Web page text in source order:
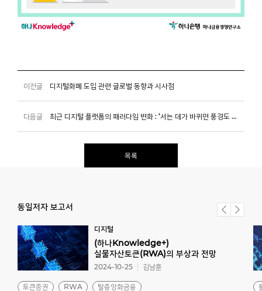
이전글 디지털화폐 도입 관련 글로벌 동향과 시사점
다음글 최근 디지털 플랫폼의 패러다임 변화 : ‘서는 데가 바뀌면 풍경도 달라진다’
목록
동일저자 보고서
디지털
(하나Knowledge+)
실물자산토큰(RWA)의 부상과 전망
토큰증권 RWA 탈중앙화금융
2024-10-25 김남훈